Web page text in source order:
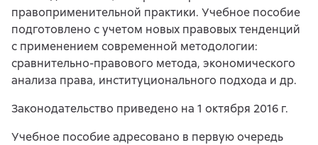
правоприменительной практики. Учебное пособие
подготовлено с учетом новых правовых тенденций
с применением современной методологии:
сравнительно-правового метода, экономического
анализа права, институционального подхода и др.
Законодательство приведено на 1 октября 2016 г.
Учебное пособие адресовано в первую очередь